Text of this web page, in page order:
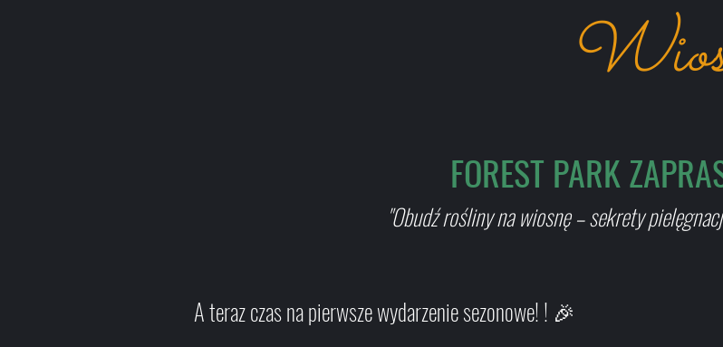
FOREST PARK
"Obudź rośliny na wiosnę – sekrety
A teraz czas na pierwsze wydarzenie sezonowe! ! 🎉